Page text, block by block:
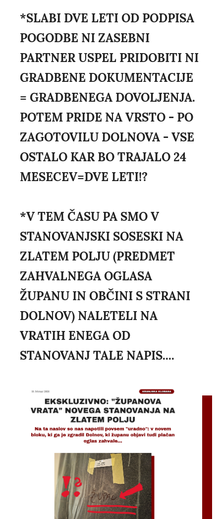
*SLABI DVE LETI OD PODPISA
POGODBE NI ZASEBNI
PARTNER USPEL PRIDOBITI NI
GRADBENE DOKUMENTACIJE
= GRADBENEGA DOVOLJENJA.
POTEM PRIDE NA VRSTO - PO
ZAGOTOVILU DOLNOVA - VSE
OSTALO KAR BO TRAJALO 24
MESECEV=DVE LETI!?
*V TEM ČASU PA SMO V
STANOVANJSKI SOSESKI NA
ZLATEM POLJU (PREDMET
ZAHVALNEGA OGLASA
ŽUPANU IN OBČINI S STRANI
DOLNOV) NALETELI NA
VRATIH ENEGA OD
STANOVANJ TALE NAPIS....